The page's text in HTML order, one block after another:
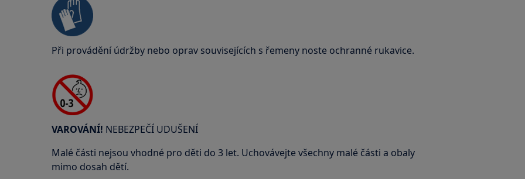
Při provádění údržby nebo oprav souvisejících s řemeny noste ochranné rukavice.
VAROVÁNÍ! NEBEZPEČÍ UDUŠENÍ
Malé části nejsou vhodné pro děti do 3 let. Uchovávejte všechny malé části a obaly
mimo dosah dětí.